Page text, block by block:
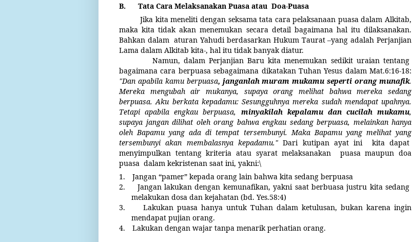
B.
Tata Cara Melaksanakan Puasa atau Doa-Puasa
Jika kita meneliti dengan seksama tata cara pelaksanaan puasa dalam Alkitab,
maka kita tidak akan menemukan secara detail bagaimana hal itu dilaksanakan.
Bahkan dalam aturan Yahudi berdasarkan Hukum Taurat –yang adalah Perjanjian
Lama dalam Alkitab kita-, hal itu tidak banyak diatur.
Namun, dalam Perjanjian Baru kita menemukan sedikit uraian tentang
bagaimana cara berpuasa sebagaimana dikatakan Tuhan Yesus dalam Mat.6:16-18:
"Dan apabila kamu berpuasa, janganlah muram mukamu seperti orang munafik.
Mereka mengubah air mukanya, supaya orang melihat bahwa mereka sedang
berpuasa. Aku berkata kepadamu: Sesungguhnya mereka sudah mendapat upahnya.
Tetapi apabila engkau berpuasa, minyakilah kepalamu dan cucilah mukamu,
supaya jangan dilihat oleh orang bahwa engkau sedang berpuasa, melainkan hanya
oleh Bapamu yang ada di tempat tersembunyi. Maka Bapamu yang melihat yang
tersembunyi akan membalasnya kepadamu."Dari kutipan ayat ini
kita dapat
menyimpulkan tentang kriteria atau syarat melaksanakan
puasa maupun doa
puasa dalam kekristenan saat ini, yakni:\
1.
Jangan “pamer” kepada orang lain bahwa kita sedang berpuasa
2.
Jangan lakukan dengan kemunafikan, yakni saat berbuasa justru kita sedang
melakukan dosa dan kejahatan (bd. Yes.58:4)
3.
Lakukan puasa hanya untuk Tuhan dalam ketulusan, bukan karena ingin
mendapat pujian orang.
4.
Lakukan dengan wajar tanpa menarik perhatian orang.